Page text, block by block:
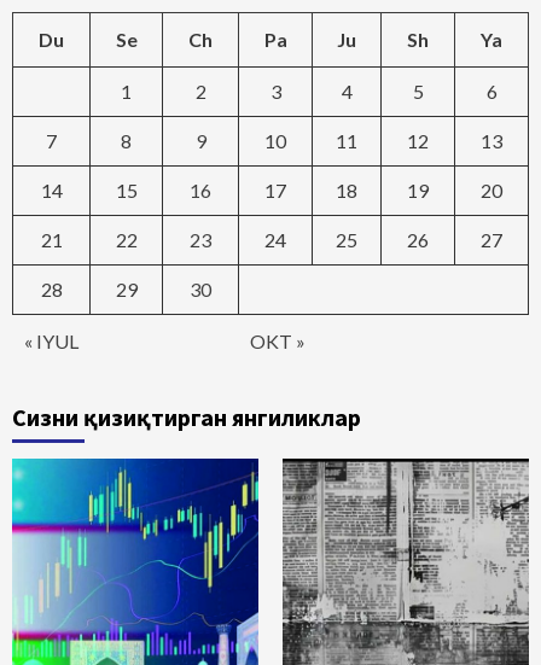
Du Se Ch Pa Ju Sh Ya
« IYUL OKT »
1 2 3 4 5 6
7 8 9 10 11 12 13
14 15 16 17 18 19 20
21 22 23 24 25 26 27
28 29 30
Сизни қизиқтирган янгиликлар